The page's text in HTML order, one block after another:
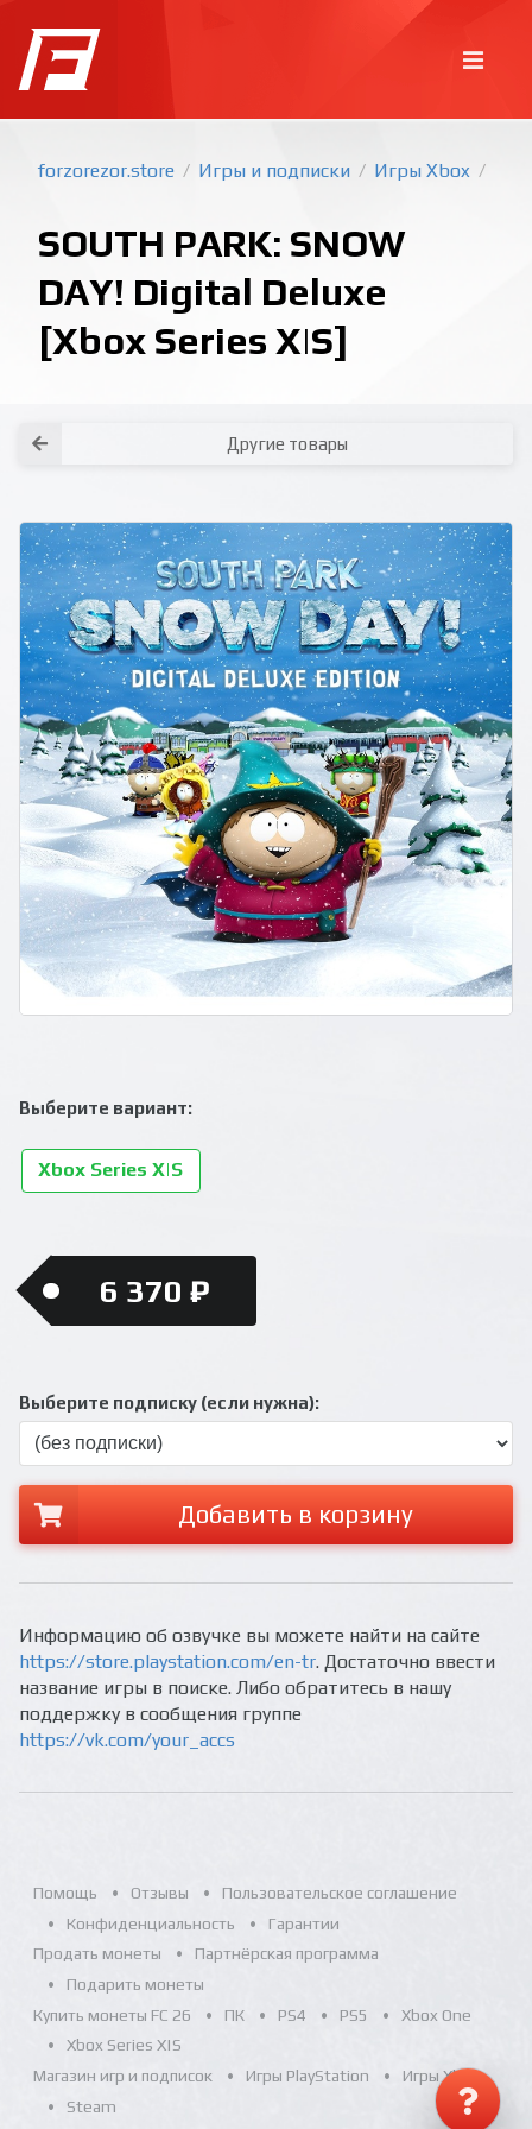
forzorezor.store / Игры и подписки / Игры Xbox /
SOUTH PARK: SNOW
DAY! Digital Deluxe
[Xbox Series X|S]
Другие товары
Выберите вариант:
Xbox Series X|S
6 370 ₽
Выберите подписку (если нужна):
Добавить в корзину
Информацию об озвучке вы можете найти на сайте
https://store.playstation.com/en-tr. Достаточно ввести
название игры в поиске. Либо обратитесь в нашу
поддержку в сообщения группе
https://vk.com/your_accs
Помощь Отзывы
Пользовательское соглашение
Конфиденциальность
Гарантии
Продать монеты
Партнёрская программа
Подарить монеты
Купить монеты FC 26
ПК PS4 PS5
Xbox One
Xbox Series X|S
Магазин игр и подписок
Игры PlayStation
Игры Xbox
Steam